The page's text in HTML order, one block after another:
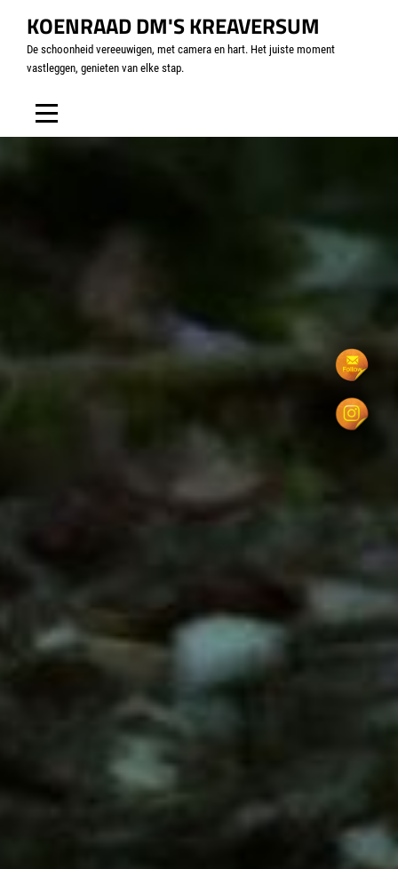
KOENRAAD DM'S KREAVERSUM
De schoonheid vereeuwigen, met camera en hart. Het juiste moment
vastleggen, genieten van elke stap.